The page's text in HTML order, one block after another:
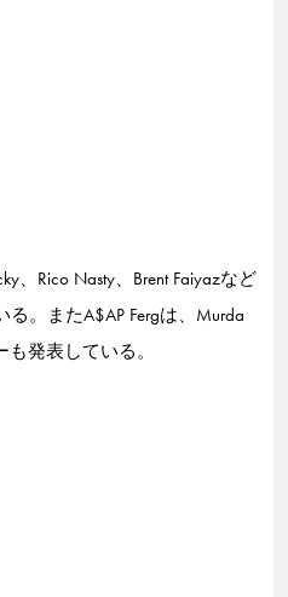
、Rico Nasty、Brent Faiyazなど
。またA$AP Fergは、Murda
も発表している。